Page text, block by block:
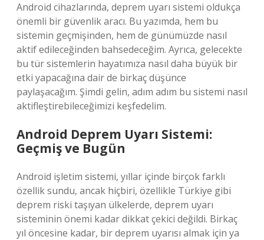
Android cihazlarında, deprem uyarı sistemi oldukça
önemli bir güvenlik aracı. Bu yazımda, hem bu
sistemin geçmişinden, hem de günümüzde nasıl
aktif edileceğinden bahsedeceğim. Ayrıca, gelecekte
bu tür sistemlerin hayatımıza nasıl daha büyük bir
etki yapacağına dair de birkaç düşünce
paylaşacağım. Şimdi gelin, adım adım bu sistemi nasıl
aktifleştirebileceğimizi keşfedelim.
Android Deprem Uyarı Sistemi:
Geçmiş ve Bugün
Android işletim sistemi, yıllar içinde birçok farklı
özellik sundu, ancak hiçbiri, özellikle Türkiye gibi
deprem riski taşıyan ülkelerde, deprem uyarı
sisteminin önemi kadar dikkat çekici değildi. Birkaç
yıl öncesine kadar, bir deprem uyarısı almak için ya